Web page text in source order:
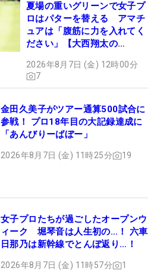
夏場の重いグリーンで女子プ
ロはパターを替える アマチ
ュアは「腹筋に力を入れてく
ださい」【大西翔太の
2026年8月7日 (金) 12時00分
7
金田久美子がツアー通算500試合に
参戦！ プロ18年目の大記録達成に
「あんびりーばぼー」
2026年8月7日 (金) 11時25分 19
女子プロたちが過ごしたオープンウ
ィーク 堀琴音は人生初の…！ 六車
日那乃は新幹線でとんぼ返り…！
2026年8月7日 (金) 11時57分 1